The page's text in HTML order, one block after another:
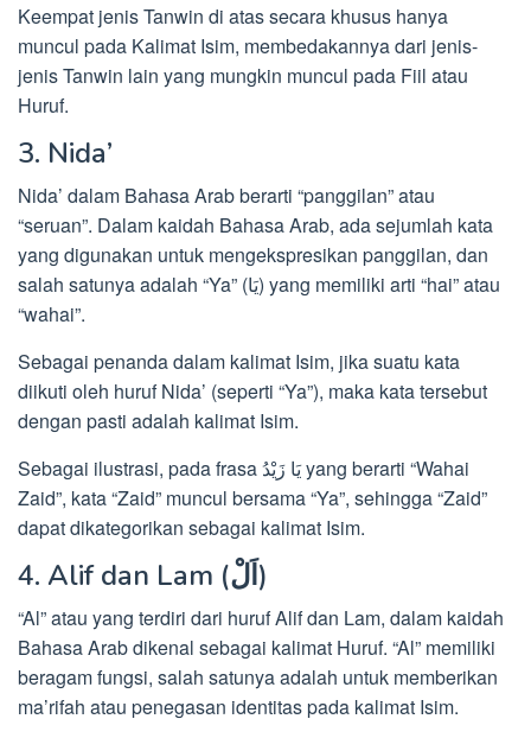
Keempat jenis Tanwin di atas secara khusus hanya
muncul pada Kalimat Isim, membedakannya dari jenis-
jenis Tanwin lain yang mungkin muncul pada Fiil atau
Huruf.
3. Nida’
Nida’ dalam Bahasa Arab berarti “panggilan” atau
“seruan”. Dalam kaidah Bahasa Arab, ada sejumlah kata
yang digunakan untuk mengekspresikan panggilan, dan
salah satunya adalah “Ya” (يَا) yang memiliki arti “hai” atau
“wahai”.
Sebagai penanda dalam kalimat Isim, jika suatu kata
diikuti oleh huruf Nida’ (seperti “Ya”), maka kata tersebut
dengan pasti adalah kalimat Isim.
Sebagai ilustrasi, pada frasa يَا زَيْدُ yang berarti “Wahai
Zaid”, kata “Zaid” muncul bersama “Ya”, sehingga “Zaid”
dapat dikategorikan sebagai kalimat Isim.
4. Alif dan Lam (اَلْ)
“Al” atau yang terdiri dari huruf Alif dan Lam, dalam kaidah
Bahasa Arab dikenal sebagai kalimat Huruf. “Al” memiliki
beragam fungsi, salah satunya adalah untuk memberikan
ma’rifah atau penegasan identitas pada kalimat Isim.